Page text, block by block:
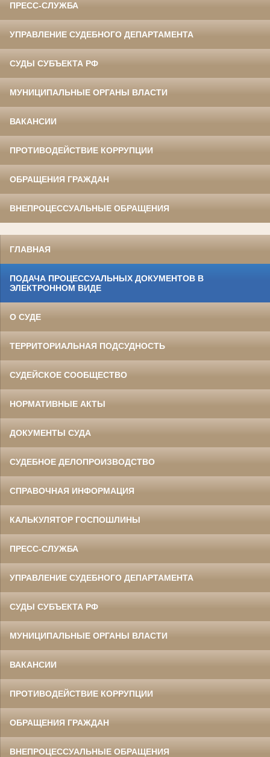
ПРЕСС-СЛУЖБА
УПРАВЛЕНИЕ СУДЕБНОГО ДЕПАРТАМЕНТА
СУДЫ СУБЪЕКТА РФ
МУНИЦИПАЛЬНЫЕ ОРГАНЫ ВЛАСТИ
ВАКАНСИИ
ПРОТИВОДЕЙСТВИЕ КОРРУПЦИИ
ОБРАЩЕНИЯ ГРАЖДАН
ВНЕПРОЦЕССУАЛЬНЫЕ ОБРАЩЕНИЯ
ГЛАВНАЯ
ПОДАЧА ПРОЦЕССУАЛЬНЫХ ДОКУМЕНТОВ В
ЭЛЕКТРОННОМ ВИДЕ
О СУДЕ
ТЕРРИТОРИАЛЬНАЯ ПОДСУДНОСТЬ
СУДЕЙСКОЕ СООБЩЕСТВО
НОРМАТИВНЫЕ АКТЫ
ДОКУМЕНТЫ СУДА
СУДЕБНОЕ ДЕЛОПРОИЗВОДСТВО
СПРАВОЧНАЯ ИНФОРМАЦИЯ
КАЛЬКУЛЯТОР ГОСПОШЛИНЫ
ПРЕСС-СЛУЖБА
УПРАВЛЕНИЕ СУДЕБНОГО ДЕПАРТАМЕНТА
СУДЫ СУБЪЕКТА РФ
МУНИЦИПАЛЬНЫЕ ОРГАНЫ ВЛАСТИ
ВАКАНСИИ
ПРОТИВОДЕЙСТВИЕ КОРРУПЦИИ
ОБРАЩЕНИЯ ГРАЖДАН
ВНЕПРОЦЕССУАЛЬНЫЕ ОБРАЩЕНИЯ